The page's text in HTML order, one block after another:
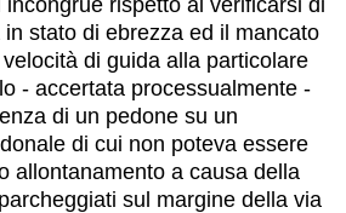
stato di ebrezza ed il mancato
di guida alla particolare
- accertata processualmente -
di un pedone su un
di cui non poteva essere
allontanamento a causa della
sul margine della via